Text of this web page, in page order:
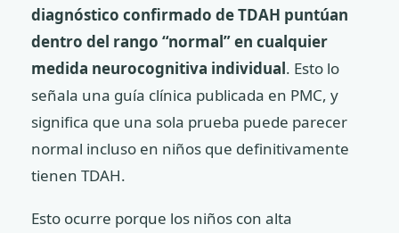
diagnóstico confirmado de TDAH puntúan
dentro del rango “normal” en cualquier
medida neurocognitiva individual. Esto lo
señala una guía clínica publicada en PMC, y
significa que una sola prueba puede parecer
normal incluso en niños que definitivamente
tienen TDAH.
Esto ocurre porque los niños con alta